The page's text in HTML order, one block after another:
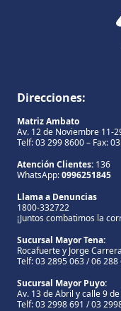
Direcciones:
Matriz Ambato
Av. 12 de Noviembre 11-
Telf: 03 299 8600 – Fax:
Atención Clientes: 136
WhatsApp:0996251845
Llama a Denuncias
1800-332722
¡Juntos combatimos la
Sucursal Mayor Tena:
Rocafuerte y Jorge
Telf: 03 2895 063 / 06 288
Sucursal Mayor Puyo:
Av. 13 de Abril y calle 9
Telf: 03 2998 691 / 03